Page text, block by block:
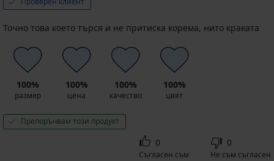
Точно това което търся и не притиска корема, нито краката
100%
размер
100%
цена
100%
качество
100%
цвят
Препоръчвам този продукт
0
Съгласен съм
0
Не съм съгласен